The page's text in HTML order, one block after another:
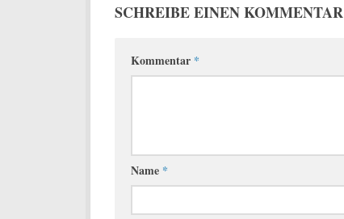
SCHREIBE EINEN KOMMENTAR
Kommentar *
Name *